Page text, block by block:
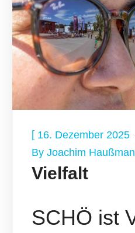
[ 16. Dezember 2025
ByJoachim
Vielfalt
SCHÖ ist